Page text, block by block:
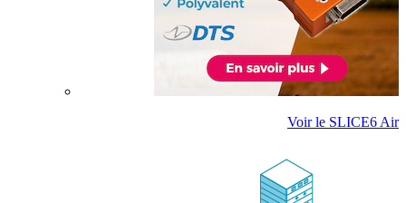
Voir le SLICE6 Air